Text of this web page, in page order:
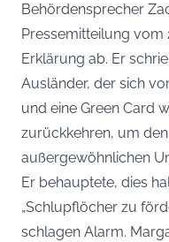
Behördensprecher
Pressemitteilung vom
Erklärung ab. Er
Ausländer, der sich
und eine Green Card
zurückkehren, um
außergewöhnlichen
Er behauptete, dies
„Schlupflöcher zu
schlagen Alarm.